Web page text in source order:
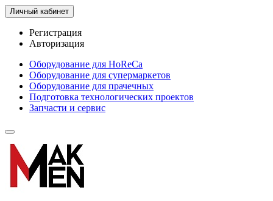
Личный кабинет
Регистрация
Авторизация
Оборудование для HoReCa
Оборудование для супермаркетов
Оборудование для прачечных
Подготовка технологических проектов
Запчасти и сервис